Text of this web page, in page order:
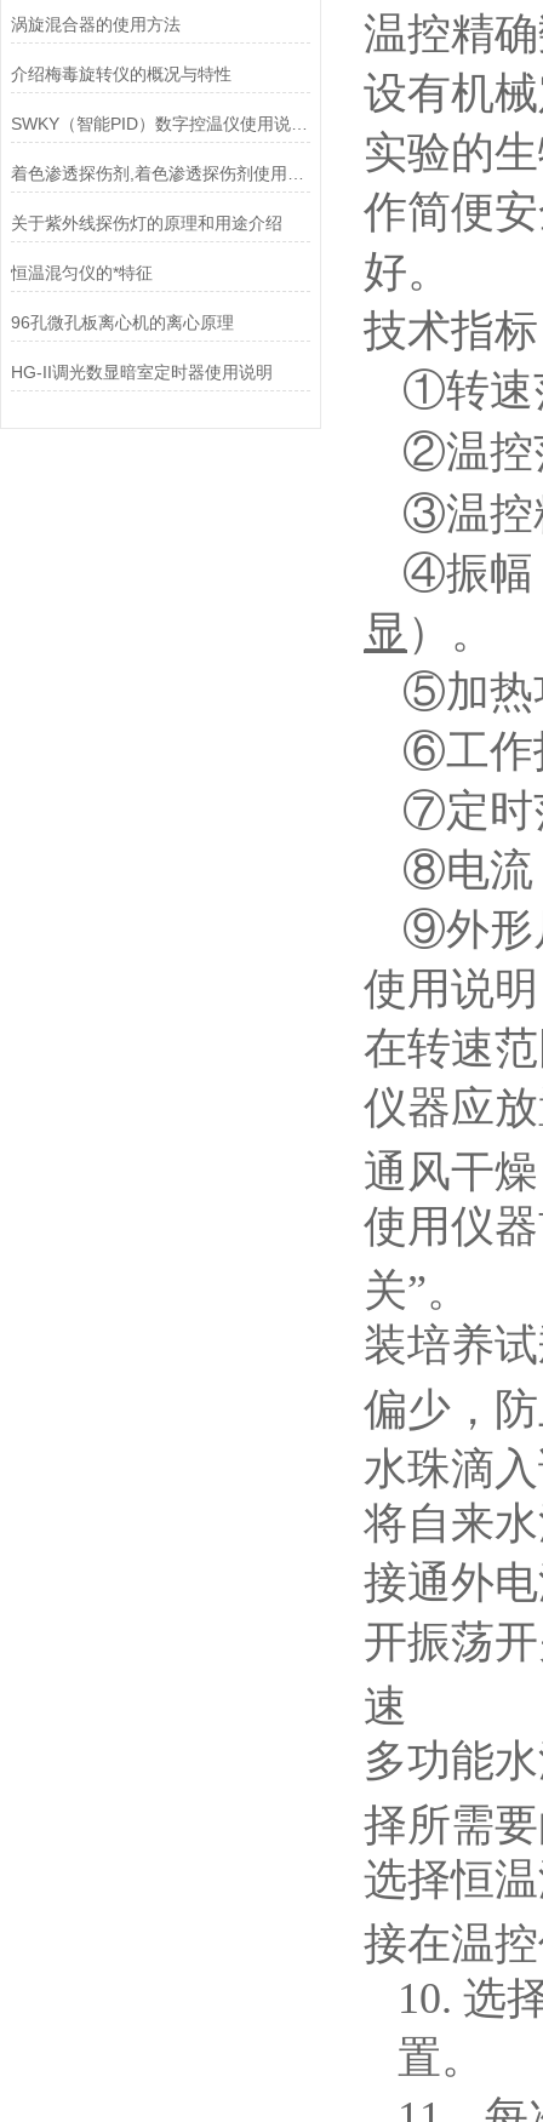
涡旋混合器的使用方法
介绍梅毒旋转仪的概况与特性
SWKY（智能PID）数字控温仪使用说明书
关于紫外线探伤灯的原理和用途介绍
恒温混匀仪的*特征
96孔微孔板离心机的离心原理
HG-II调光数显暗室定时器使用说明
温控精
设有机
实验的
作简便
好。
技术指
①转
②温
③温
④振幅
显 ） 。
⑤加
⑥工
⑦定
⑧电
⑨外
使用说
在转速
仪器应
通风干
使用仪
关”。
装培养
偏少，
水珠滴
将自来
接通外
开振荡
速
多功能
择所需
选择恒
接在温
10. 选
置。